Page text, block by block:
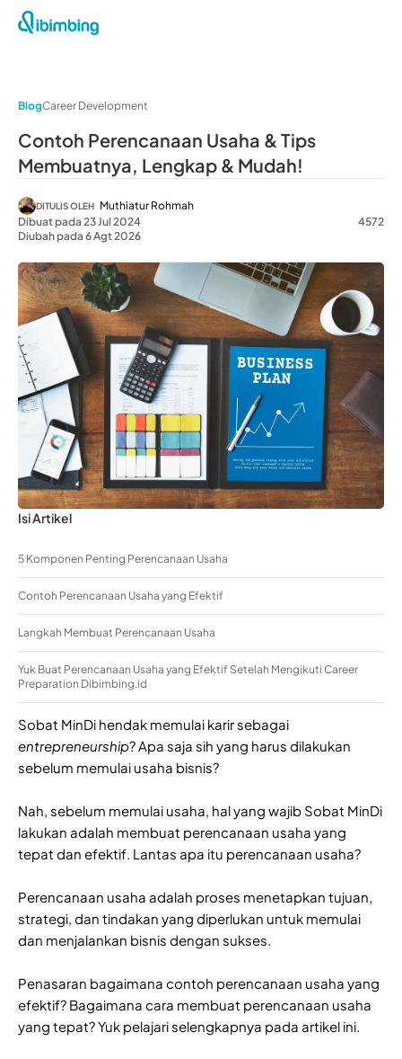
BlogCareer Development
Contoh Perencanaan Usaha & Tips
Membuatnya, Lengkap & Mudah!
DITULIS OLEH Muthiatur Rohmah
Dibuat pada 23 Jul 2024
Diubah pada 6 Agt 2026
4572
Isi Artikel
5 Komponen Penting Perencanaan Usaha
Contoh Perencanaan Usaha yang Efektif
Langkah Membuat Perencanaan Usaha
Yuk Buat Perencanaan Usaha yang Efektif Setelah Mengikuti Career
Preparation Dibimbing.id
Sobat MinDi hendak memulai karir sebagai
entrepreneurship? Apa saja sih yang harus dilakukan
sebelum memulai usaha bisnis?
Nah, sebelum memulai usaha, hal yang wajib Sobat MinDi
lakukan adalah membuat perencanaan usaha yang
tepat dan efektif. Lantas apa itu perencanaan usaha?
Perencanaan usaha adalah proses menetapkan tujuan,
strategi, dan tindakan yang diperlukan untuk memulai
dan menjalankan bisnis dengan sukses.
Penasaran bagaimana contoh perencanaan usaha yang
efektif? Bagaimana cara membuat perencanaan usaha
yang tepat? Yuk pelajari selengkapnya pada artikel ini.